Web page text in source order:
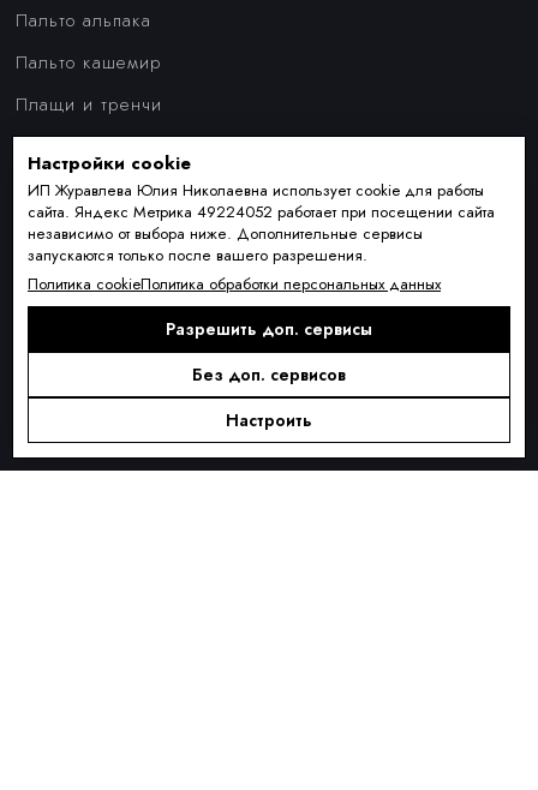
Пальто альпака
Пальто кашемир
Плащи и тренчи
ПОКУПАТЕЛЯМ
Наши преимущества
Индивидуальный пошив
Условия доставки
Оплата и рассрочка
Обмен и возврат товара
Контакты
О нас
Блог
Настройки cookie
ИП Журавлева Юлия Николаевна использует cookie для работы
сайта. Яндекс Метрика 49224052 работает при посещении сайта
независимо от выбора ниже. Дополнительные сервисы
запускаются только после вашего разрешения.
Политика cookieПолитика обработки персональных данных
Разрешить доп. сервисы
Без доп. сервисов
Настроить